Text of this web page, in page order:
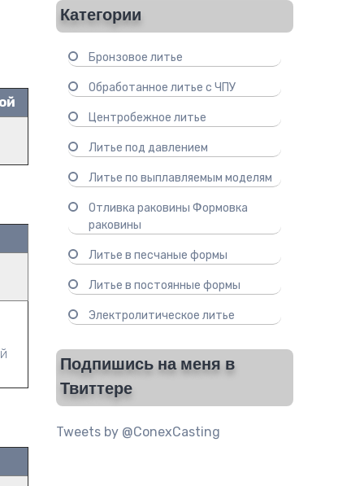
Категории
Бронзовое литье
Обработанное литье с ЧПУ
Центробежное литье
Литье под давлением
Литье по выплавляемым моделям
Отливка раковины Формовка
раковины
Литье в песчаные формы
Литье в постоянные формы
Электролитическое литье
Подпишись на меня в
Твиттере
Tweets by @ConexCasting